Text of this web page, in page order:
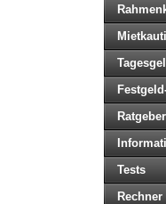
Ratgeber
Tests
Rechner